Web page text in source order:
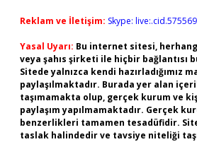
Reklam ve İletişim: Skype:
Yasal Uyarı: Bu internet sitesi,
veya şahıs şirketi ile hiçbir bağlantısı
Sitede yalnızca kendi hazırladığımız
paylaşılmaktadır. Burada yer alan
taşımamakta olup, gerçek kurum ve
paylaşım yapılmamaktadır. Gerçek
benzerlikleri tamamen tesadüfidir.
taslak halindedir ve tavsiye niteliği